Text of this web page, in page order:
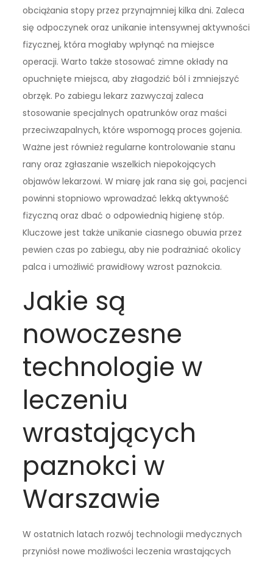
obciążania stopy przez przynajmniej kilka dni. Zaleca
się odpoczynek oraz unikanie intensywnej aktywności
fizycznej, która mogłaby wpłynąć na miejsce
operacji. Warto także stosować zimne okłady na
opuchnięte miejsca, aby złagodzić ból i zmniejszyć
obrzęk. Po zabiegu lekarz zazwyczaj zaleca
stosowanie specjalnych opatrunków oraz maści
przeciwzapalnych, które wspomogą proces gojenia.
Ważne jest również regularne kontrolowanie stanu
rany oraz zgłaszanie wszelkich niepokojących
objawów lekarzowi. W miarę jak rana się goi, pacjenci
powinni stopniowo wprowadzać lekką aktywność
fizyczną oraz dbać o odpowiednią higienę stóp.
Kluczowe jest także unikanie ciasnego obuwia przez
pewien czas po zabiegu, aby nie podrażniać okolicy
palca i umożliwić prawidłowy wzrost paznokcia.
Jakie są
nowoczesne
technologie w
leczeniu
wrastających
paznokci w
Warszawie
W ostatnich latach rozwój technologii medycznych
przyniósł nowe możliwości leczenia wrastających